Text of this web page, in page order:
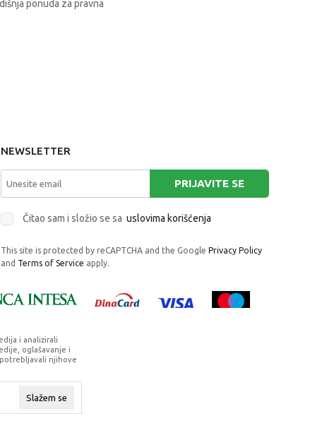
ponuda za pravna
NEWSLETTER
PRIJAVITE SE
Čitao sam i složio se sa uslovima korišćenja
This site is protected by reCAPTCHA and the Google Privacy Policy
and Terms of Service apply.
navedeni u okrviru proizvoda, u
dostupni u svakom trenutku.
i analizirali
oglašavanje i
njihove
Slažem se